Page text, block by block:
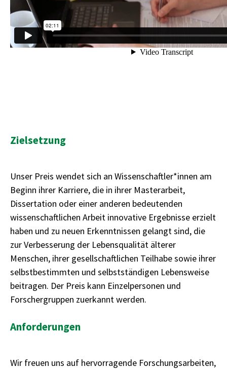
Zielsetzung
Unser Preis wendet sich an Wissenschaftler*innen am
Beginn ihrer Karriere, die in ihrer Masterarbeit,
Dissertation oder einer anderen bedeutenden
wissenschaftlichen Arbeit innovative Ergebnisse erzielt
haben und zu neuen Erkenntnissen gelangt sind, die
zur Verbesserung der Lebensqualität älterer
Menschen, ihrer gesellschaftlichen Teilhabe sowie ihrer
selbstbestimmten und selbstständigen Lebensweise
beitragen. Der Preis kann Einzelpersonen und
Forschergruppen zuerkannt werden.
Anforderungen
Wir freuen uns auf hervorragende Forschungsarbeiten,